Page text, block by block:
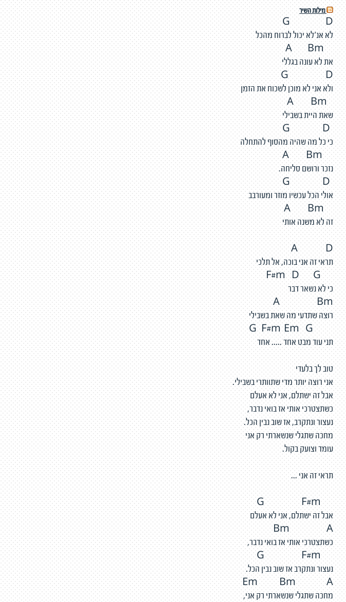
מילות השיר
G D
לא אנ'לא יכול לברוח מהכל
את לא עונה בגללי
G D
ולא אני לא מוכן לשכוח את הזמן
שאת היית בשבילי
כי כל מה שהיה מהסוף להתחלה
נזכר ורושם סליחה.
אולי הכל עכשיו מוזר ומעורבב
זה לא משנה אותי
A D
תראי זה אני בוכה, אל תלכי
כי לא נשאר דבר
A Bm
רוצה שתדעי מה שאת בשבילי
תני עוד מבט אחד ..... אחד
טוב לך בלעדי
אני רוצה יותר מדי שתוותרי בשבילי.
אבל זה ישתלם, אני לא אעלם
כשתצטרכי אותי אז בואי נדבר,
נעצור ונתקרב, אז שוב נבין הכל.
מחכה שתגלי שנשארתי רק אני
עומד וצועק בקול.
תראי זה אני ...
אבל זה ישתלם, אני לא אעלם
Bm A
כשתצטרכי אותי אז בואי נדבר,
נעצור ונתקרב אז שוב נבין הכל.
Em Bm A
מחכה שתגלי שנשארתי רק אני,